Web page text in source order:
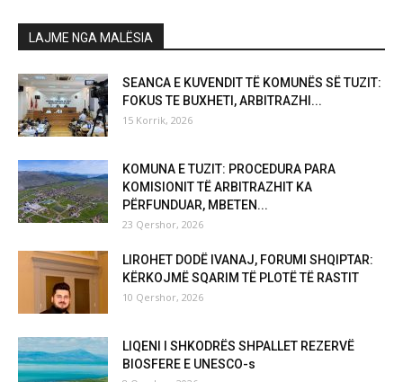
LAJME NGA MALËSIA
SEANCA E KUVENDIT TË KOMUNËS SË TUZIT:
FOKUS TE BUXHETI, ARBITRAZHI...
15 Korrik, 2026
KOMUNA E TUZIT: PROCEDURA PARA
KOMISIONIT TË ARBITRAZHIT KA
PËRFUNDUAR, MBETEN...
23 Qershor, 2026
LIROHET DODË IVANAJ, FORUMI SHQIPTAR:
KËRKOJMË SQARIM TË PLOTË TË RASTIT
10 Qershor, 2026
LIQENI I SHKODRËS SHPALLET REZERVË
BIOSFERE E UNESCO-s